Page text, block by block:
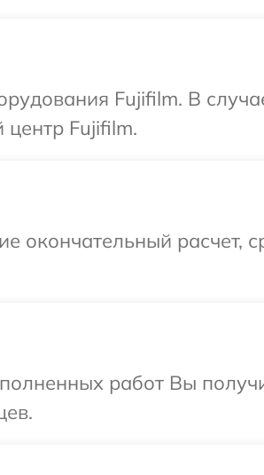
Fujifilm. В
Fujifilm.
окончательный расчет,
работ Вы